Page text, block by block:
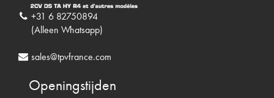
+31 6 82750894
(Alleen Whatsapp)
sales@tpvfrance.com
Openingstijden